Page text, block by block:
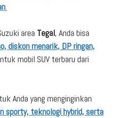
.
area Tegal, Anda bisa
diskon menarik, DP ringan,
mobil SUV terbaru dari
Anda yang menginginkan
sporty, teknologi hybrid, serta